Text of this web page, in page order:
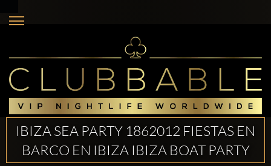
IBIZA SEA PARTY 1862012 FIESTAS EN
BARCO EN IBIZA IBIZA BOAT PARTY